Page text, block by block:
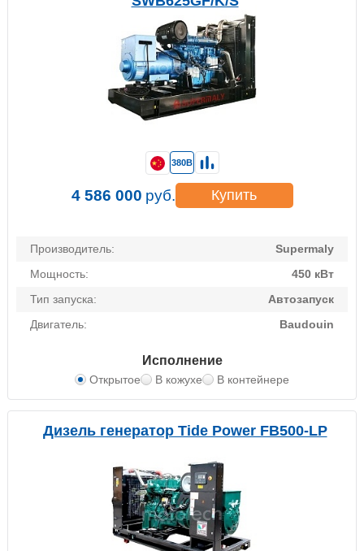
Производитель:
Supermaly
Мощность:
450 кВт
Тип запуска:
Автозапуск
Двигатель:
Baudouin
Исполнение
Открытое В кожухе В контейнере
380В
4 586 000 руб. Купить
Дизель генератор Tide Power FB500-LP